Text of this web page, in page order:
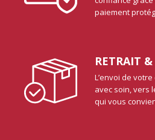
paiement
RETRAIT
L’envoi de
avec soin, vers
qui vous